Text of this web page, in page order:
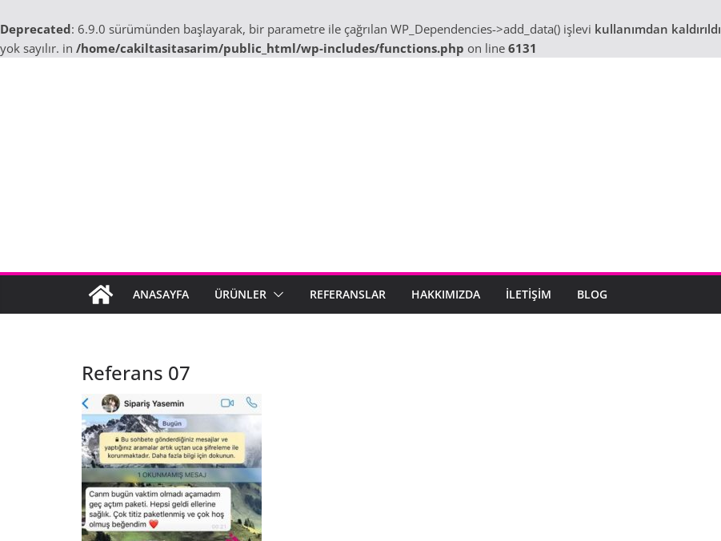
Deprecated: 6.9.0 sürümünden başlayarak, bir parametre ile çağrılan WP_Dependencies->add_data() işlevi kullanımdan kaldırıldı
yok sayılır. in /home/cakiltasitasarim/public_html/wp-includes/functions.php on line 6131
ANASAYFA ÜRÜNLER REFERANSLAR HAKKIMIZDA İLETIŞIM BLOG
Referans 07